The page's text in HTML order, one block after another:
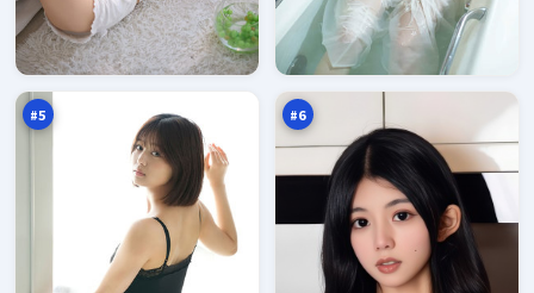
#5
狂
潮
信
号
96
万
#6
火
海
谎
言
之
城
96
万